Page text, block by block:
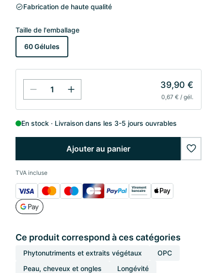
Fabrication de haute qualité
Taille de l'emballage
60 Gélules
39,90 €
0,67 € / gél.
En stock Livraison dans les 3-5 jours ouvrables
Ajouter au panier
TVA incluse
Ce produit correspond à ces catégories
Phytonutriments et extraits végétaux
OPC
Peau, cheveux et ongles
Longévité